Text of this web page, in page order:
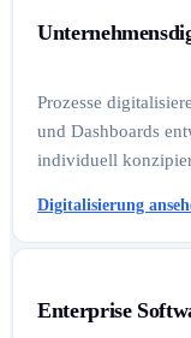
Prozesse
und Dashboards
individuell
Digitalisierung
Enterprise